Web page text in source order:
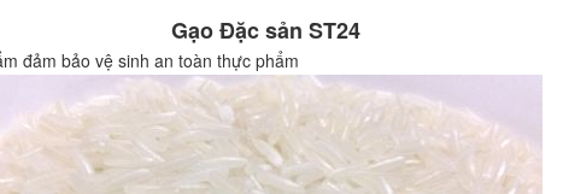
Gạo Đặc sản ST24
đảm bảo vệ sinh an toàn thực phẩm